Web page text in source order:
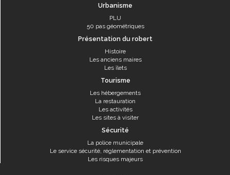
Urbanisme
PLU
50 pas géométriques
Présentation du robert
Histoire
Les anciens maires
Les îlets
Tourisme
Les hébergements
La restauration
Les activités
Les sites à visiter
Sécurité
La police municipale
Le service sécurité, réglementation et prévention
Les risques majeurs